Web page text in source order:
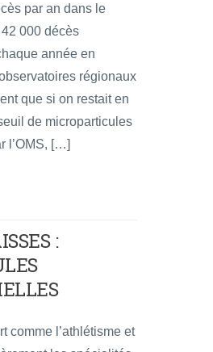
par an dans le
000 décès
année en
régionaux
que si on restait en
de microparticules
l’OMS, […]
:
comme l’athlétisme et